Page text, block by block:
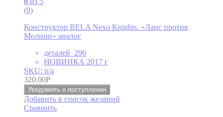
(0)
Конструктор BELA Nexo Knights. «Ланс против
Молнии» аналог
деталей 296
НОВИНКА 2017 г
SKU: n/a
320.00Р
Уведомить о поступлении
Добавить в список желаний
Сравнить